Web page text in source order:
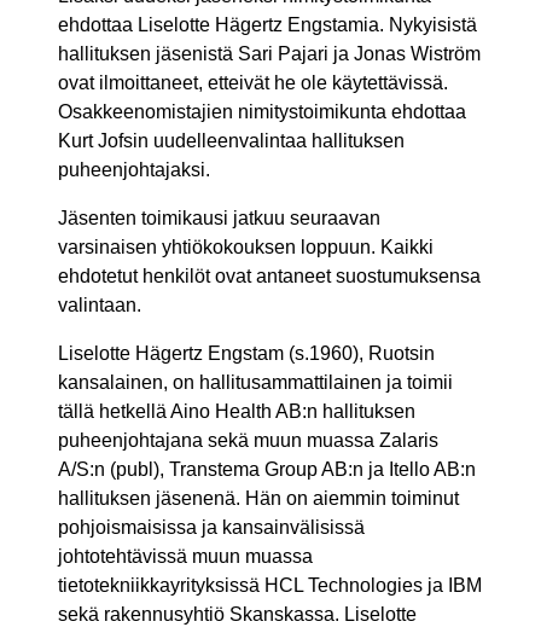
ehdottaa Liselotte Hägertz Engstamia. Nykyisistä
hallituksen jäsenistä Sari Pajari ja Jonas Wiström
ovat ilmoittaneet, etteivät he ole käytettävissä.
Osakkeenomistajien nimitystoimikunta ehdottaa
Kurt Jofsin uudelleenvalintaa hallituksen
puheenjohtajaksi.
Jäsenten toimikausi jatkuu seuraavan
varsinaisen yhtiökokouksen loppuun. Kaikki
ehdotetut henkilöt ovat antaneet suostumuksensa
valintaan.
Liselotte Hägertz Engstam (s.1960), Ruotsin
kansalainen, on hallitusammattilainen ja toimii
tällä hetkellä Aino Health AB:n hallituksen
puheenjohtajana sekä muun muassa Zalaris
A/S:n (publ), Transtema Group AB:n ja Itello AB:n
hallituksen jäsenenä. Hän on aiemmin toiminut
pohjoismaisissa ja kansainvälisissä
johtotehtävissä muun muassa
tietotekniikkayrityksissä HCL Technologies ja IBM
sekä rakennusyhtiö Skanskassa. Liselotte